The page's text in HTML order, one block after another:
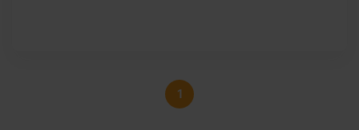
1